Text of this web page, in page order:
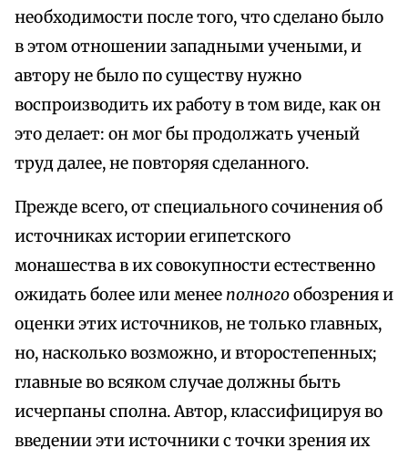
необходимости после того, что сделано было
в этом отношении западными учеными, и
автору не было по существу нужно
воспроизводить их работу в том виде, как он
это делает: он мог бы продолжать ученый
труд далее, не повторяя сделанного.
Прежде всего, от специального сочинения об
источниках истории египетского
монашества в их совокупности естественно
ожидать более или менее полногообозрения и
оценки этих источников, не только главных,
но, насколько возможно, и второстепенных;
главные во всяком случае должны быть
исчерпаны сполна. Автор, классифицируя во
введении эти источники с точки зрения их